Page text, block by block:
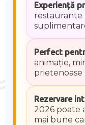
Experiență
restaurante
Perfect
animație,
Rezervare
2026 poate
mai bune